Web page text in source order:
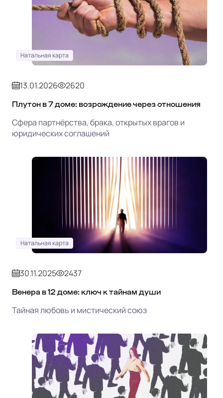
Натальная карта
13.01.2026 2620
Плутон в 7 доме: возрождение через отношения
Сфера партнёрства, брака, открытых врагов и
юридических соглашений
Натальная карта
30.11.2025 2437
Венера в 12 доме: ключ к тайнам души
Тайная любовь и мистический союз